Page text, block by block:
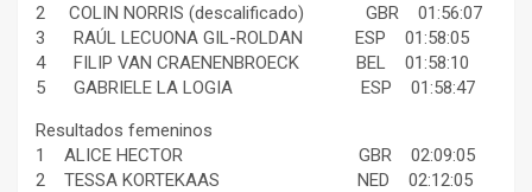
2 COLIN NORRIS (descalificado) GBR 01:56:07
3 RAÚL LECUONA GIL-ROLDAN ESP 01:58:05
4 FILIP VAN CRAENENBROECK BEL 01:58:10
5 GABRIELE LA LOGIA ESP 01:58:47
Resultados femeninos
1 ALICE HECTOR GBR 02:09:05
2 TESSA KORTEKAAS NED 02:12:05